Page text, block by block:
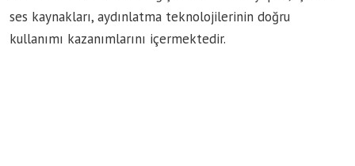
ses kaynakları, aydınlatma teknolojilerinin doğru
kullanımı kazanımlarını içermektedir.